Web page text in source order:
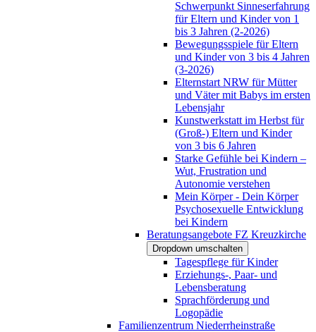
Schwerpunkt Sinneserfahrung
für Eltern und Kinder von 1
bis 3 Jahren (2-2026)
Bewegungsspiele für Eltern
und Kinder von 3 bis 4 Jahren
(3-2026)
Elternstart NRW für Mütter
und Väter mit Babys im ersten
Lebensjahr
Kunstwerkstatt im Herbst für
(Groß-) Eltern und Kinder
von 3 bis 6 Jahren
Starke Gefühle bei Kindern –
Wut, Frustration und
Autonomie verstehen
Mein Körper - Dein Körper
Psychosexuelle Entwicklung
bei Kindern
Beratungsangebote FZ Kreuzkirche
Dropdown umschalten
Tagespflege für Kinder
Erziehungs-, Paar- und
Lebensberatung
Sprachförderung und
Logopädie
Familienzentrum Niederrheinstraße